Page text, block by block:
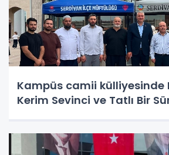
Kampüs camii külliyesinde
Kerim Sevinci ve Tatlı Bir